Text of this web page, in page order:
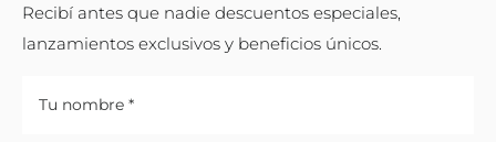
Recibí antes que nadie descuentos especiales,
lanzamientos exclusivos y beneficios únicos.